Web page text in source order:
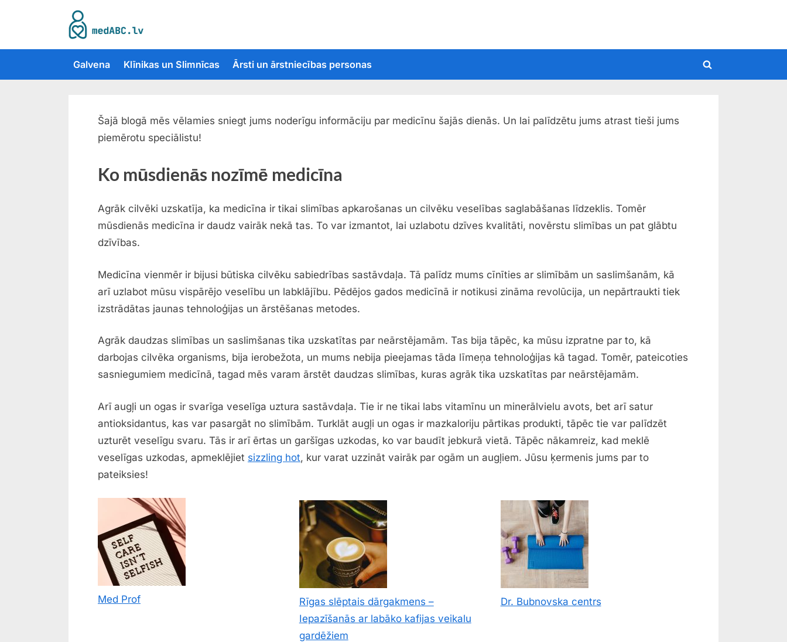
e
d
C
k
t
l
o
Galvena Klīnikas un Slimnīcas Ārsti un ārstniecības personas
Toggle
Šajā blogā mēs vēlamies sniegt jums noderīgu informāciju par medicīnu šajās dienās. Un lai palīdzētu jums atrast tieši jums
piemērotu speciālistu!
Ko mūsdienās nozīmē medicīna
Agrāk cilvēki uzskatīja, ka medicīna ir tikai slimības apkarošanas un cilvēku veselības saglabāšanas līdzeklis. Tomēr
mūsdienās medicīna ir daudz vairāk nekā tas. To var izmantot, lai uzlabotu dzīves kvalitāti, novērstu slimības un pat glābtu
dzīvības.
Medicīna vienmēr ir bijusi būtiska cilvēku sabiedrības sastāvdaļa. Tā palīdz mums cīnīties ar slimībām un saslimšanām, kā
arī uzlabot mūsu vispārējo veselību un labklājību. Pēdējos gados medicīnā ir notikusi zināma revolūcija, un nepārtraukti tiek
izstrādātas jaunas tehnoloģijas un ārstēšanas metodes.
Agrāk daudzas slimības un saslimšanas tika uzskatītas par neārstējamām. Tas bija tāpēc, ka mūsu izpratne par to, kā
darbojas cilvēka organisms, bija ierobežota, un mums nebija pieejamas tāda līmeņa tehnoloģijas kā tagad. Tomēr, pateicoties
sasniegumiem medicīnā, tagad mēs varam ārstēt daudzas slimības, kuras agrāk tika uzskatītas par neārstējamām.
Arī augļi un ogas ir svarīga veselīga uztura sastāvdaļa. Tie ir ne tikai labs vitamīnu un minerālvielu avots, bet arī satur
antioksidantus, kas var pasargāt no slimībām. Turklāt augļi un ogas ir mazkaloriju pārtikas produkti, tāpēc tie var palīdzēt
uzturēt veselīgu svaru. Tās ir arī ērtas un garšīgas uzkodas, ko var baudīt jebkurā vietā. Tāpēc nākamreiz, kad meklē
veselīgas uzkodas, apmeklējiet sizzling hot, kur varat uzzināt vairāk par ogām un augļiem. Jūsu ķermenis jums par to
pateiksies!
Med Prof
Rīgas slēptais dārgakmens –
Iepazīšanās ar labāko kafijas veikalu
gardēžiem
Dr. Bubnovska centrs